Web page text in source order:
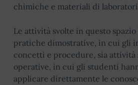
chimiche e materiali di
Le attività svolte in questo
pratiche dimostrative, in cui gli
concetti e procedure, sia attività
operative, in cui gli studenti
applicare direttamente le